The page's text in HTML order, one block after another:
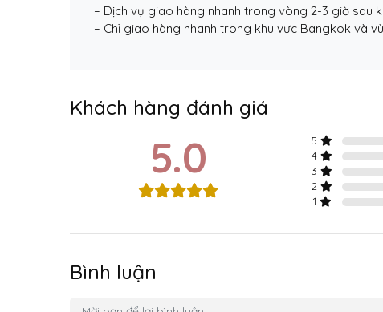
– Dịch vụ giao hàng nhanh trong vòng 2-3 giờ sau
– Chỉ giao hàng nhanh trong khu vực Bangkok và
Khách hàng đánh giá
5.0 5
4
3
2
1
Bình luận